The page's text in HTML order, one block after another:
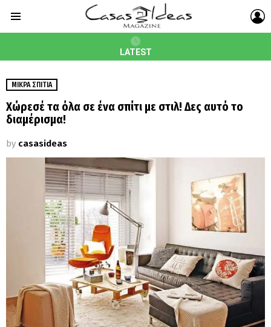
LATEST
ΜΙΚΡΆ ΣΠΊΤΙΑ
Χώρεσέ τα όλα σε ένα σπίτι με στιλ! Δες αυτό το
διαμέρισμα!
by casasideas